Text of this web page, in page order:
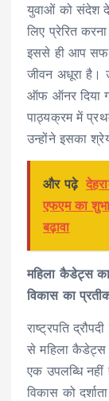
युवाओं को संदेश
लिए प्रेरित
इससे ही आप
जीवन अधूरा है।
ऑफ ऑनर दिया
पाठ्यक्रम में
उन्होंने इसका
और पढ़े
एफएम का
बढ़ावा
महिला कैडेट्स
विकास का
राष्ट्रपति
से महिला कैडेट्स
एक उपलब्धि
विकास को